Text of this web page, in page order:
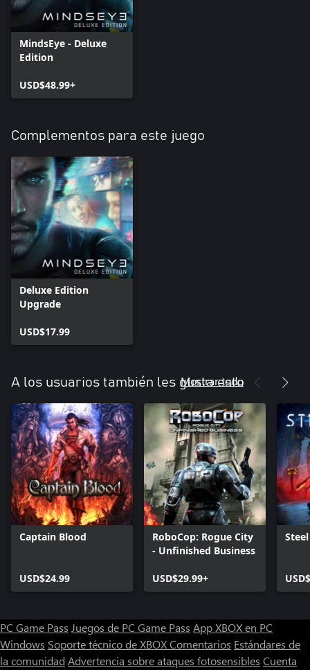
MindsEye - Deluxe
Edition
USD$48.99+
Complementos para este juego
Deluxe Edition
Upgrade
USD$17.99
A los usuarios también les gusta esto
Mostrar todo
Captain Blood
USD$24.99
RoboCop: Rogue City
- Unfinished Business
USD$29.99+
PC Game Pass Juegos de PC Game Pass App XBOX en PC
Windows Soporte técnico de XBOXComentarios Estándares de
la comunidad Advertencia sobre ataques fotosensibles Cuenta